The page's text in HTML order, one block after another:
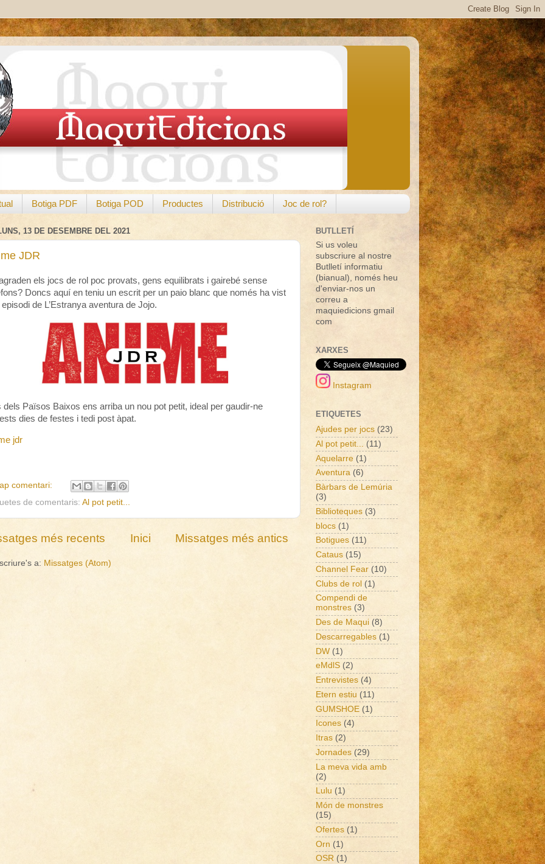
Botiga PDF Botiga POD Productes Distribució Joc de rol?
13 DE DESEMBRE DEL 2021
JDR
els jocs de rol poc provats, gens equilibrats i gairebé sense
Doncs aquí en teniu un escrit per un paio blanc que només ha vist
de L’Estranya aventura de Jojo.
dels Països Baixos ens arriba un nou pot petit, ideal per gaudir-ne
dies de festes i tedi post àpat.
jdr
comentari:
de comentaris: Al pot petit...
més recents Missatges més antics
Inici
a: Missatges (Atom)
BUTLLETÍ
Si us voleu
subscriure al nostre
Butlletí informatiu
(bianual), només heu
d'enviar-nos un
correu a
maquiedicions gmail
com
XARXES
Instagram
ETIQUETES
Ajudes per jocs (23)
Al pot petit...
(11)
Aquelarre (1)
Aventura (6)
Bàrbars de Lemúria
(3)
Biblioteques (3)
blocs (1)
Botigues (11)
Cataus (15)
Channel Fear (10)
Clubs de rol (1)
Compendi de
monstres (3)
Des de Maqui (8)
Descarregables (1)
DW (1)
eMdlS (2)
Entrevistes (4)
Etern estiu (11)
GUMSHOE (1)
Icones (4)
Itras (2)
Jornades (29)
La meva vida amb
(2)
Lulu (1)
Món de monstres
(15)
Ofertes (1)
Orn (1)
OSR (1)